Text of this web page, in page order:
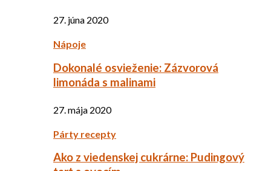
27. júna 2020
Nápoje
Dokonalé osvieženie: Zázvorová
limonáda s malinami
27. mája 2020
Párty recepty
Ako z viedenskej cukrárne: Pudingový